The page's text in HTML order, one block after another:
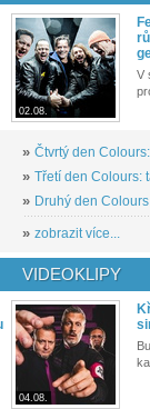
02.08.
V
» Čtvrtý den
» Třetí den Colours:
» Druhý den
» zobrazit více...
VIDEOKLIPY
04.08.